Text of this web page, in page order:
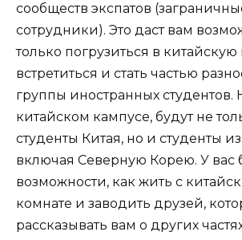
сообществ экспатов
сотрудники). Это даст вам
только погрузиться в китайскую
встретиться и стать частью
группы иностранных студентов.
китайском кампусе, будут не
студенты Китая, но и студенты
включая Северную Корею. У вас
возможности, как жить с
комнате и заводить друзей,
рассказывать вам о других